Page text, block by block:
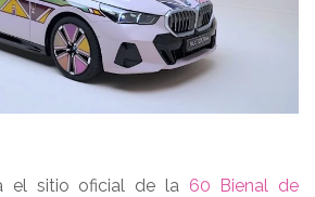
el sitio oficial de la 60 Bienal de